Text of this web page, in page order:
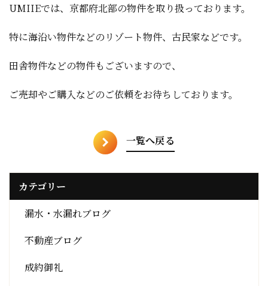
カテゴリー
漏水・水漏れブログ
不動産ブログ
成約御礼
UMIIEでは、京都府北部の物件を取り扱っております。
特に海沿い物件などのリゾート物件、古民家などです。
田舎物件などの物件もございますので、
ご売却やご購入などのご依頼をお待ちしております。
一覧へ戻る